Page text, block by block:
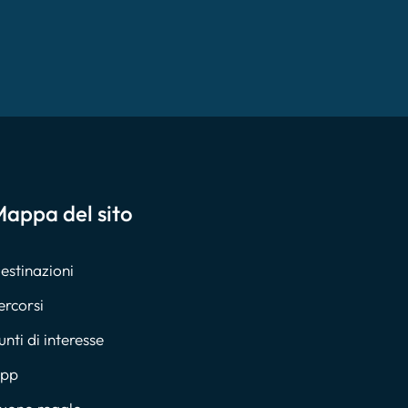
del sito
di interesse